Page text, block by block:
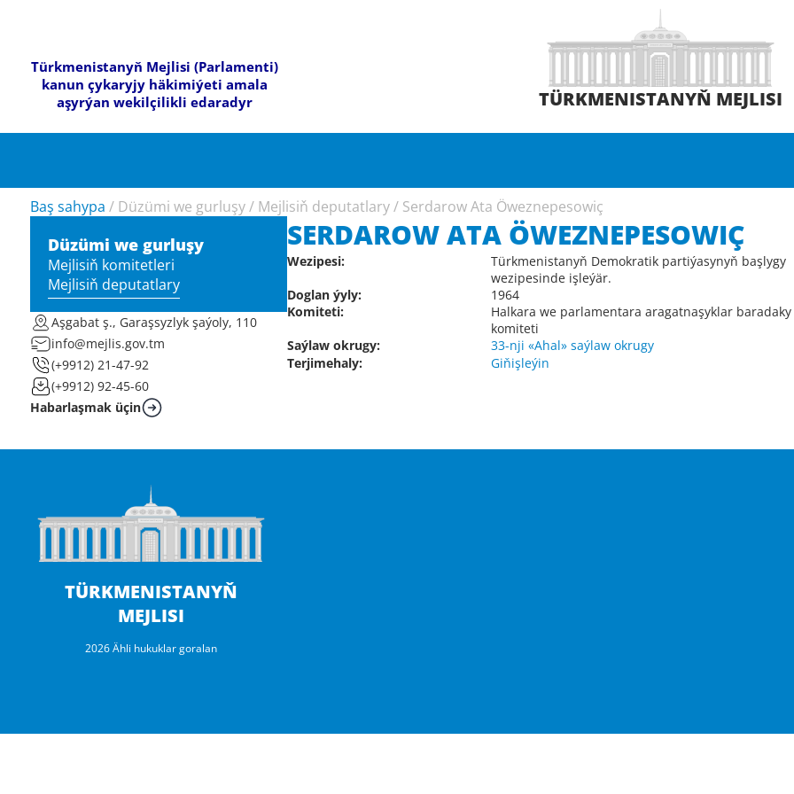
Türkmenistanyň Mejlisi (Parlamenti)
kanun çykaryjy häkimiýeti amala
aşyrýan wekilçilikli edaradyr
TÜRKMENISTANYŇ MEJLISI
Baş sahypa / Düzümi we gurluşy / Mejlisiň deputatlary / Serdarow Ata Öweznepesowiç
Düzümi we gurluşy
Mejlisiň komitetleri
Mejlisiň deputatlary
Aşgabat ş., Garaşsyzlyk şaýoly, 110
info@mejlis.gov.tm
(+9912) 21-47-92
(+9912) 92-45-60
Habarlaşmak üçin
SERDAROW ATA ÖWEZNEPESOWIÇ
Wezipesi:
Türkmenistanyň Demokratik partiýasynyň başlygy
wezipesinde işleýär.
Doglan ýyly:
1964
Komiteti:
Halkara we parlamentara aragatnaşyklar baradaky
komiteti
Saýlaw okrugy:
33-nji «Ahal» saýlaw okrugy
Terjimehaly:
Giňişleýin
TÜRKMENISTANYŇ
MEJLISI
2026 Ähli hukuklar goralan